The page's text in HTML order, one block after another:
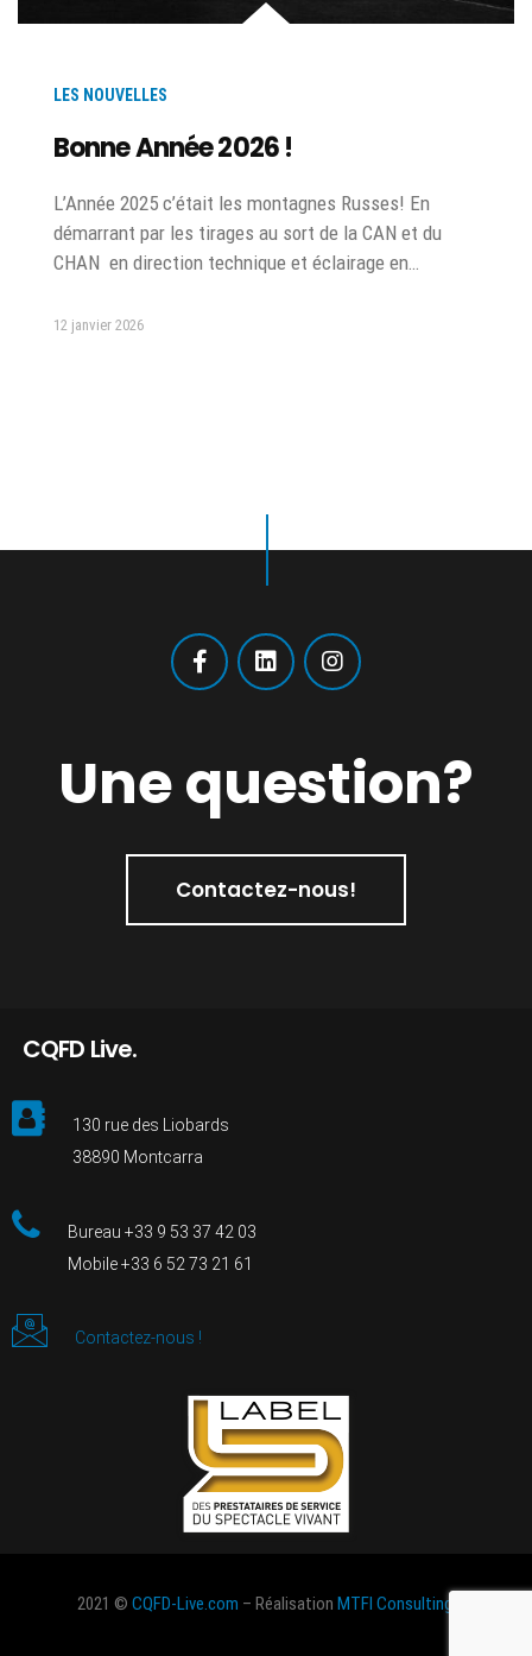
LES NOUVELLES
Bonne Année 2026 !
L’Année 2025 c’était les montagnes Russes! En
démarrant par les tirages au sort de la CAN et du
CHAN en direction technique et éclairage en…
12 janvier 2026
Une question?
Contactez-nous!
CQFD Live.
130 rue des Liobards
38890 Montcarra
Bureau +33 9 53 37 42 03
Mobile +33 6 52 73 21 61
Contactez-nous !
2021 © CQFD-Live.com – Réalisation MTFI Consulting